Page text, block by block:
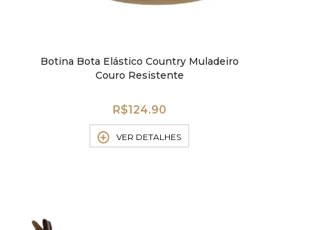
Botina Bota Elástico Country Muladeiro
Couro Resistente
R$124.90
VER DETALHES